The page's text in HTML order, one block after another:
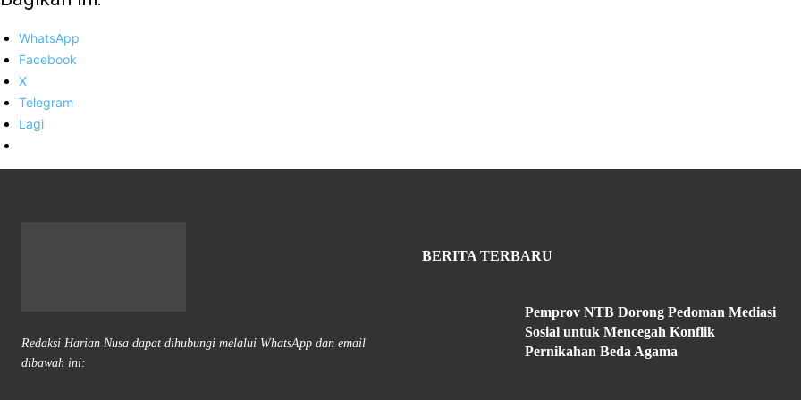
WhatsApp
Facebook
X
Telegram
Lagi
Redaksi Harian Nusa dapat dihubungi melalui WhatsApp dan email
dibawah ini:
BERITA TERBARU
Pemprov NTB Dorong Pedoman Mediasi
Sosial untuk Mencegah Konflik
Pernikahan Beda Agama